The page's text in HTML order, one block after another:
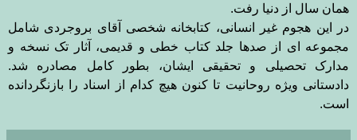
همان سال از دنیا رفت.
در این هجوم غیر انسانی، کتابخانه شخصی آقای بروجردی شامل
مجموعه ای از صدها جلد کتاب خطی و قدیمی، آثار تک نسخه و
مدارک تحصیلی و تحقیقی ایشان، بطور کامل مصادره شد.
دادستانی ویژه روحانیت تا کنون هیچ کدام از اسناد را بازنگردانده
است.